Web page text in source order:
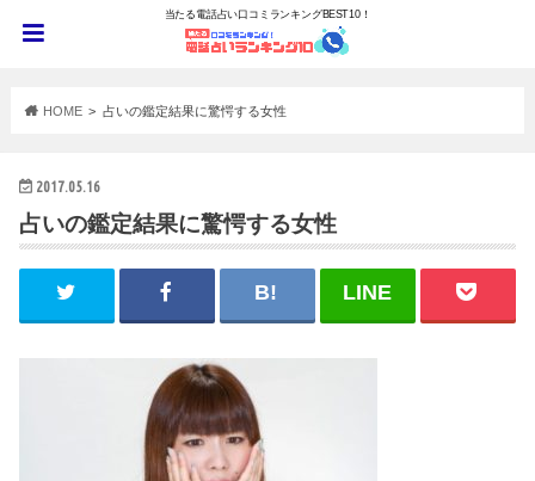
当たる電話占い口コミランキングBEST10！
HOME 占いの鑑定結果に驚愕する女性
2017.05.16
占いの鑑定結果に驚愕する女性